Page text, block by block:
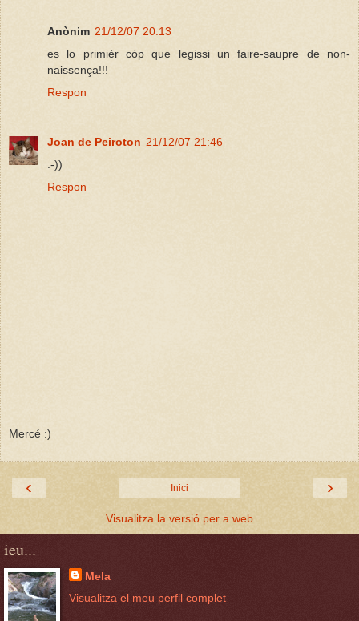
Anònim 21/12/07 20:13
es lo primièr còp que legissi un faire-saupre de non-
naissença!!!
Respon
Joan de Peiroton 21/12/07 21:46
:-))
Respon
Mercé :)
‹ ›
Inici
Visualitza la versió per a web
ieu...
Mela
Visualitza el meu perfil complet